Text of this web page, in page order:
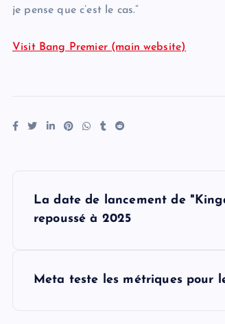
je pense que c’est le cas.”
Visit Bang Premier (main website)
La date de lancement de
repoussé à 2025
Meta teste les métriques pour